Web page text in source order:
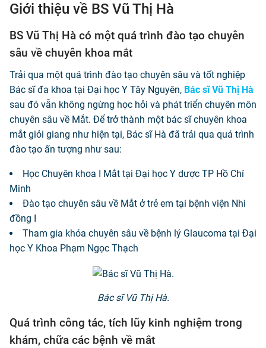
Giới thiệu về BS Vũ Thị Hà
BS Vũ Thị Hà có một quá trình đào tạo chuyên
sâu về chuyên khoa mắt
Trải qua một quá trình đào tạo chuyên sâu và tốt nghiệp
Bác sĩ đa khoa tại Đại học Y Tây Nguyên, Bác sĩ Vũ Thị Hà
sau đó vẫn không ngừng học hỏi và phát triển chuyên môn
chuyên sâu về Mắt. Để trở thành một bác sĩ chuyên khoa
mắt giỏi giang như hiện tại, Bác sĩ Hà đã trải qua quá trình
đào tạo ấn tượng như sau:
Học Chuyên khoa I Mắt tại Đại học Y dược TP Hồ Chí
Minh
Đào tạo chuyên sâu về Mắt ở trẻ em tại bệnh viện Nhi
đồng I
Tham gia khóa chuyên sâu về bệnh lý Glaucoma tại Đại
học Y Khoa Phạm Ngọc Thạch
Bác sĩ Vũ Thị Hà.
Quá trình công tác, tích lũy kinh nghiệm trong
khám, chữa các bệnh về mắt